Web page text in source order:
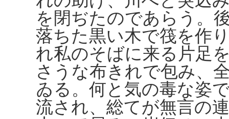
を閉ぢたのであらう。
落ちた黒い木で筏を作
れ私のそばに来る片足
さうな布きれで包み、
ゐる。何と気の毒な姿
流され、総てが無言の